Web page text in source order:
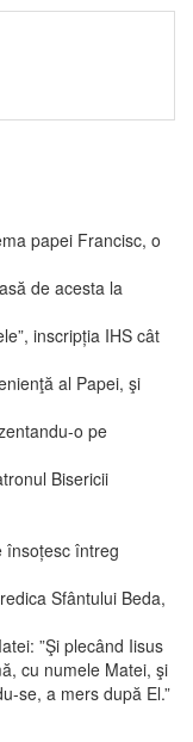
papei Francisc, o
de acesta la
inscripția IHS cât
al Papei, şi
o pe
Bisericii
însoțesc întreg
Sfântului Beda,
”Şi plecând Iisus
cu numele Matei, şi
se, a mers după El.”